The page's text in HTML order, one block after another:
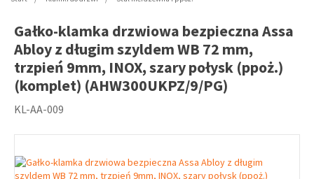
Gałko-klamka drzwiowa bezpieczna Assa
Abloy z długim szyldem WB 72 mm,
trzpień 9mm, INOX, szary połysk (ppoż.)
(komplet) (AHW300UKPZ/9/PG)
KL-AA-009